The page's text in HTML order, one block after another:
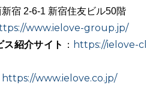
宿 2-6-1 新宿住友ビル50階
www.ielove-group.jp/
紹介サイト
： https://ielove-cl
https://www.ielove.co.jp/